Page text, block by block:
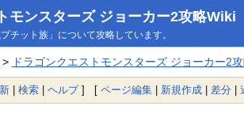
モンスターズ ジョーカー2攻略Wiki
チット族」について攻略しています。
> ドラゴンクエストモンスターズ ジョーカー2
| 検索 | ヘルプ] [ ページ編集 | 新規作成 | 差分 |